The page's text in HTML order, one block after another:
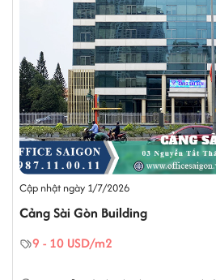
Cập nhật ngày 1/7/2026
Cảng Sài Gòn Building
9 - 10 USD/m2